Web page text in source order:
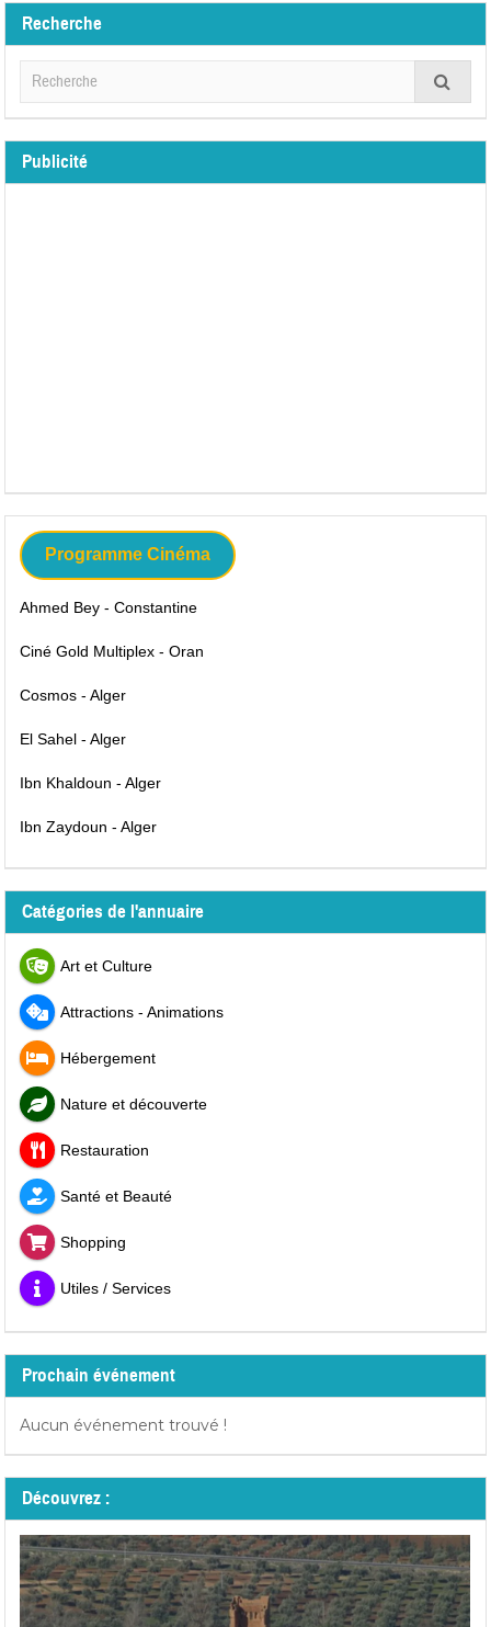
Recherche
Publicité
Programme Cinéma
Ahmed Bey - Constantine
Ciné Gold Multiplex - Oran
Cosmos - Alger
El Sahel - Alger
Ibn Khaldoun - Alger
Ibn Zaydoun - Alger
Catégories de l'annuaire
Art et Culture
Attractions - Animations
Hébergement
Nature et découverte
Restauration
Santé et Beauté
Shopping
Utiles / Services
Prochain événement
Aucun événement trouvé !
Découvrez :